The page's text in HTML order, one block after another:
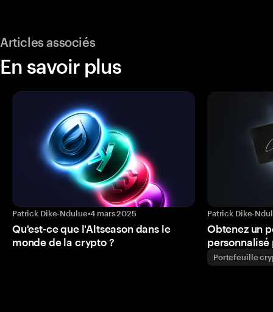
Articles associés
En savoir plus
Patrick Dike-Ndulue•4 mars 2025
Qu'est-ce que l'Altseason dans le
monde de la crypto ?
Patrick Dike-
Obtenez un
personnalisé
Portefeuille